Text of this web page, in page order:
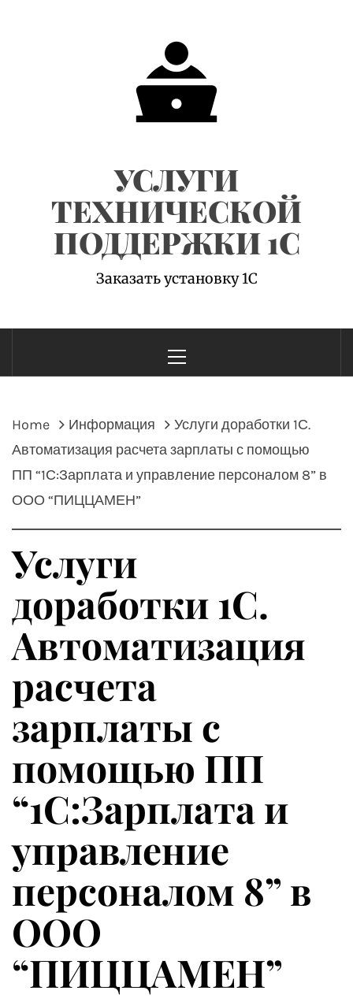
УСЛУГИ
ТЕХНИЧЕСКОЙ
ПОДДЕРЖКИ 1С
Заказать установку 1С
Menu
Home Информация
Услуги доработки 1С.
Автоматизация расчета зарплаты с помощью
ПП “1С:Зарплата и управление персоналом 8” в
ООО “ПИЦЦАМЕН”
Услуги
доработки 1С.
Автоматизация
расчета
зарплаты с
помощью ПП
“1С:Зарплата и
управление
персоналом 8” в
ООО
“ПИЦЦАМЕН”